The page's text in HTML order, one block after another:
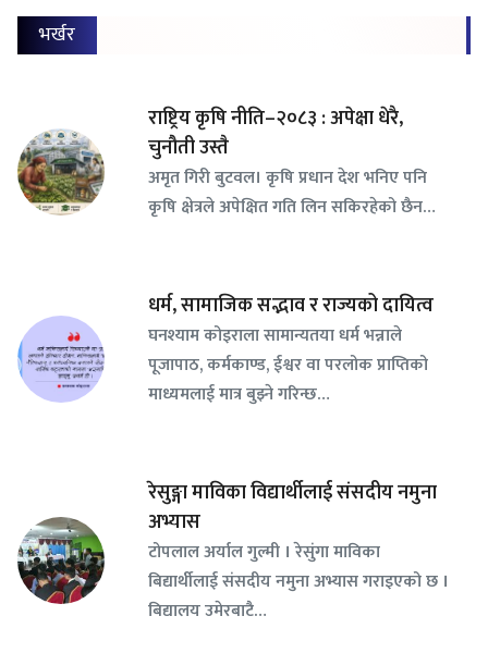
भर्खर
राष्ट्रिय कृषि नीति–२०८३ : अपेक्षा धेरै,
चुनौती उस्तै
अमृत गिरी बुटवल। कृषि प्रधान देश भनिए पनि
कृषि क्षेत्रले अपेक्षित गति लिन सकिरहेको छैन…
धर्म, सामाजिक सद्भाव र राज्यको दायित्व
घनश्याम कोइराला सामान्यतया धर्म भन्नाले
पूजापाठ, कर्मकाण्ड, ईश्वर वा परलोक प्राप्तिको
माध्यमलाई मात्र बुझ्ने गरिन्छ…
रेसुङ्गा माविका विद्यार्थीलाई संसदीय नमुना
अभ्यास
टोपलाल अर्याल गुल्मी । रेसुंगा माविका
बिद्यार्थीलाई संसदीय नमुना अभ्यास गराइएको छ ।
बिद्यालय उमेरबाटै…